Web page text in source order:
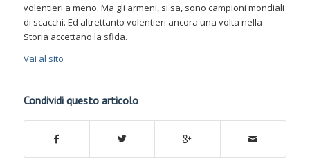
volentieri a meno. Ma gli armeni, si sa, sono campioni mondiali
di scacchi. Ed altrettanto volentieri ancora una volta nella
Storia accettano la sfida.
Vai al sito
Condividi questo articolo